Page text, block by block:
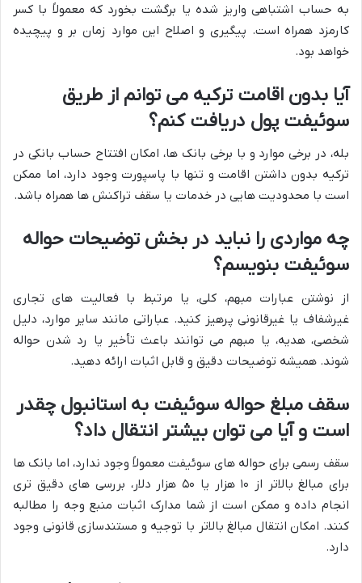
به حساب اشتباهی واریز شده یا برگشت بخورد که معمولاً با کسر
کارمزد همراه است. پیگیری و اصلاح این موارد زمان بر و پیچیده
خواهد بود.
آیا بدون اقامت ترکیه می توانم از طریق
سوئیفت پول دریافت کنم؟
بله، در برخی موارد و با برخی بانک ها، امکان افتتاح حساب بانکی در
ترکیه بدون داشتن اقامت و تنها با پاسپورت وجود دارد، اما ممکن
است با محدودیت هایی در خدمات یا سقف تراکنش ها همراه باشد.
چه مواردی را نباید در بخش توضیحات حواله
سوئیفت بنویسم؟
از نوشتن عبارات مبهم، کلی، یا مرتبط با فعالیت های تجاری
غیرشفاف یا غیرقانونی پرهیز کنید. عباراتی مانند سایر موارد، دلیل
شخصی، هدیه، یا مبهم می توانند باعث تأخیر یا رد شدن حواله
شوند. همیشه توضیحات دقیق و قابل اثبات ارائه دهید.
سقف مبلغ حواله سوئیفت به استانبول چقدر
است و آیا می توان بیشتر انتقال داد؟
سقف رسمی برای حواله های سوئیفت معمولاً وجود ندارد، اما بانک ها
برای مبالغ بالاتر از ۱۰ هزار یا ۵۰ هزار دلار، بررسی های دقیق تری
انجام داده و ممکن است از شما مدارک اثبات منبع وجه را مطالبه
کنند. امکان انتقال مبالغ بالاتر با توجیه و مستندسازی قانونی وجود
دارد.